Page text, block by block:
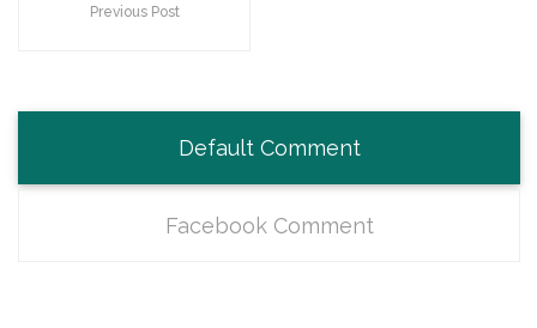
Previous Post
Default Comment
Facebook Comment